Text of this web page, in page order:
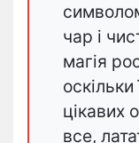
чар і
магія
оскільки
цікавих
все,